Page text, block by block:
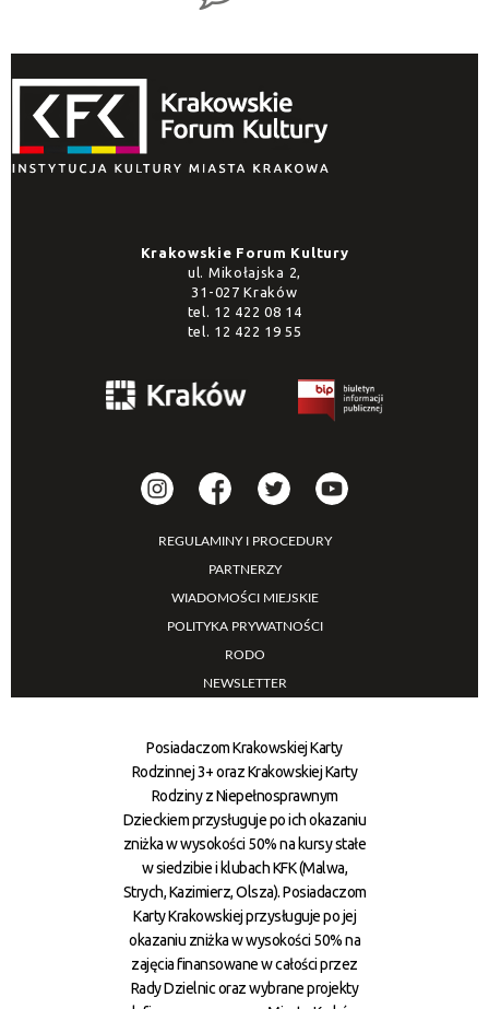
Krakowskie Forum Kultury
ul. Mikołajska 2,
31-027 Kraków
tel. 12 422 08 14
tel. 12 422 19 55
REGULAMINY I PROCEDURY
PARTNERZY
WIADOMOŚCI MIEJSKIE
POLITYKA PRYWATNOŚCI
RODO
NEWSLETTER
Posiadaczom Krakowskiej Karty
Rodzinnej 3+ oraz Krakowskiej Karty
Rodziny z Niepełnosprawnym
Dzieckiem przysługuje po ich okazaniu
zniżka w wysokości 50% na kursy stałe
w siedzibie i klubach KFK (Malwa,
Strych, Kazimierz, Olsza). Posiadaczom
Karty Krakowskiej przysługuje po jej
okazaniu zniżka w wysokości 50% na
zajęcia finansowane w całości przez
Rady Dzielnic oraz wybrane projekty